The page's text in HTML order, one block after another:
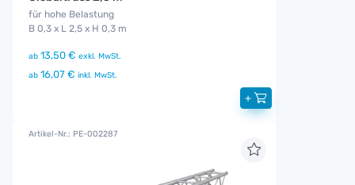
für hohe Belastung
B 0,3 x L 2,5 x H 0,3 m
ab 13,50 € exkl. MwSt.
ab 16,07 € inkl. MwSt.
+
Artikel-Nr.: PE-002287